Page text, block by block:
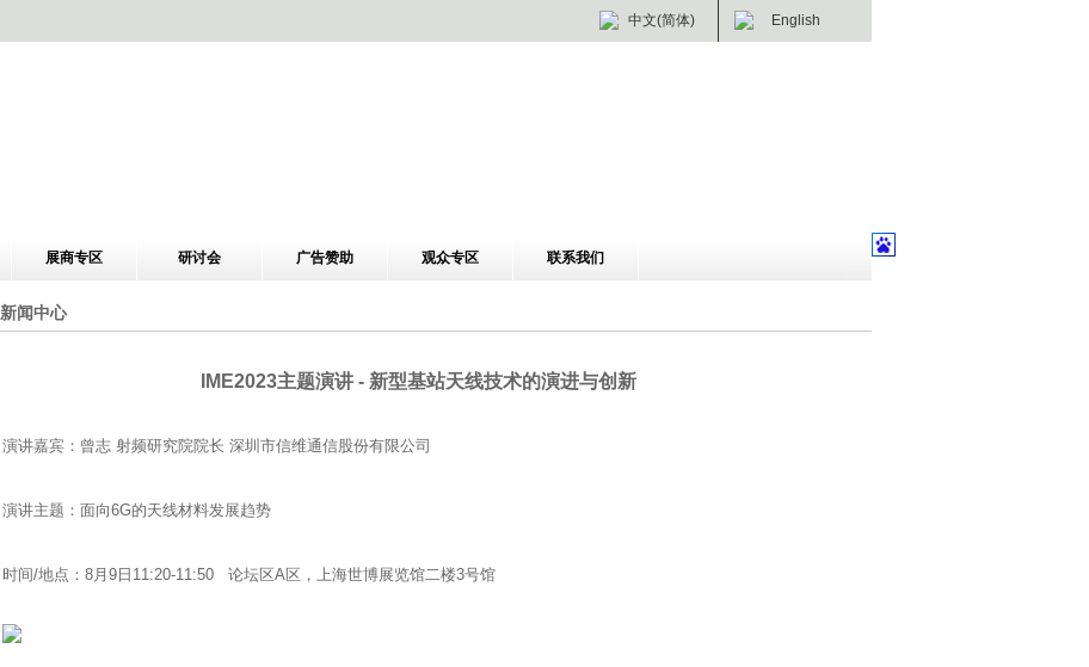
中文(简体) English
展商专区 研讨会 广告赞助 观众专区 联系我们
新闻中心
IME2023主题演讲 - 新型基站天线技术的演进与创新
演讲嘉宾：曾志 射频研究院院长 深圳市信维通信股份有限公司
演讲主题：面向6G的天线材料发展趋势
时间/地点：8月9日11:20-11:50 论坛区A区，上海世博展览馆二楼3号馆